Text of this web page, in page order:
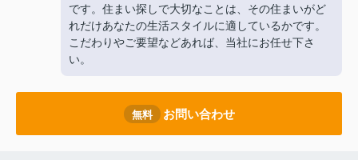
です。住まい探しで大切なことは、その住まいがど
れだけあなたの生活スタイルに適しているかです。
こだわりやご要望などあれば、当社にお任せ下さ
い。
無料 お問い合わせ